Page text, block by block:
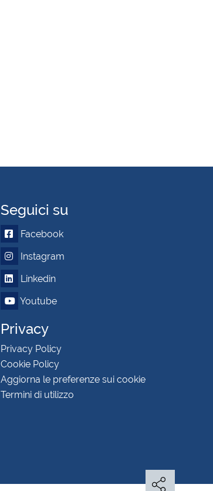
Seguici su
Facebook
Instagram
Linkedin
Youtube
Privacy
Privacy Policy
Cookie Policy
Aggiorna le preferenze sui cookie
Termini di utilizzo